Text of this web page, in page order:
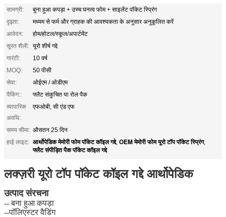
सामग्री:
बुना हुआ कपड़ा + उच्च घनत्व फोम + साइलेंट पॉकेट स्प्रिंग
दृढ़ता:
मध्यम से फर्म और ग्राहक की आवश्यकता के अनुसार अनुकूलित करें
आवेदन:
होम/होटल/स्कूल/अपार्टमेंट
सूरत शैली: यूरो शीर्ष गद्दे
गारंटी:
10 वर्ष
MOQ:
50 पीसी
सेवा:
ओईएम / ओडीएम
पैकिंग::
फ्लैट संकुचित या रोल पैक
व्यापारिक
अवधि:
एफओबी, सी एंड एफ
समय सीमा: औसतन 25 दिन
हाई लाइट: आर्थोपेडिक मेमोरी फोम पॉकेट कॉइल गद्दे, OEM मेमोरी फोम यूरो टॉप पॉकेट स्प्रिंग,
फ्लैट संपीड़ित पैक पॉकेट कॉइल गद्दे
लक्ज़री यूरो टॉप पॉकेट कॉइल गद्दे आर्थोपेडिक
उत्पाद संरचना
-- बना हुआ कपड़ा
--पॉलिएस्टर वैडिंग